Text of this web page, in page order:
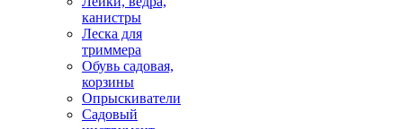
канистры
Леска для
триммера
Обувь садовая,
корзины
Опрыскиватели
Садовый